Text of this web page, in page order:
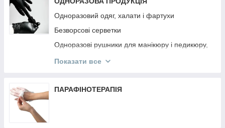
Одноразовий одяг, халати і фартухи
Безворсові серветки
Одноразові рушники для манікюру і педикюру,
Показати все
ПАРАФІНОТЕРАПІЯ